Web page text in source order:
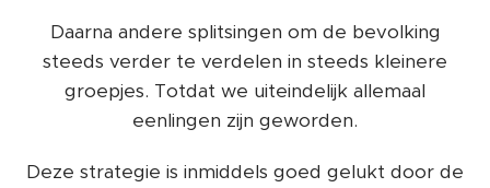
Daarna andere splitsingen om de bevolking
steeds verder te verdelen in steeds kleinere
groepjes. Totdat we uiteindelijk allemaal
eenlingen zijn geworden.
Deze strategie is inmiddels goed gelukt door de